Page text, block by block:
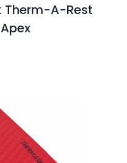
Therm-A-Rest